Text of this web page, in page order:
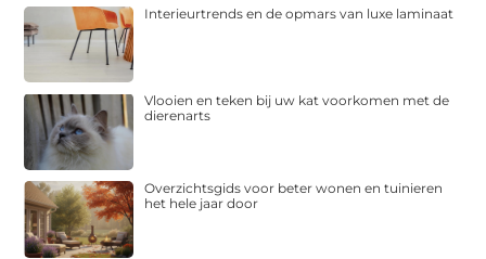
Interieurtrends en de opmars van luxe laminaat
Vlooien en teken bij uw kat voorkomen met de
dierenarts
Overzichtsgids voor beter wonen en tuinieren
het hele jaar door